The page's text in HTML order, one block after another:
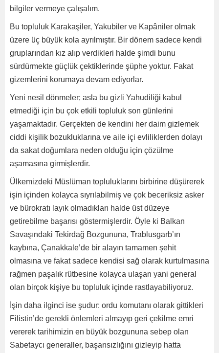
bilgiler vermeye çalışalım.
Bu topluluk Karakaşiler, Yakubiler ve Kapâniler olmak
üzere üç büyük kola ayrılmıştır. Bir dönem sadece kendi
gruplarından kız alıp verdikleri halde şimdi bunu
sürdürmekte güçlük çektiklerinde şüphe yoktur. Fakat
gizemlerini korumaya devam ediyorlar.
Yeni nesil dönmeler; asla bu gizli Yahudiliği kabul
etmediği için bu çok etkili topluluk son günlerini
yaşamaktadır. Gerçekten de kendini her daim gizlemek
ciddi kişilik bozukluklarına ve aile içi evliliklerden dolayı
da sakat doğumlara neden olduğu için çözülme
aşamasına girmişlerdir.
Ülkemizdeki Müslüman topluluklarını birbirine düşürerek
işin içinden kolayca sıyrılabilmiş ve çok beceriksiz asker
ve bürokratı layık olmadıkları halde üst düzeye
getirebilme başarısı göstermişlerdir. Öyle ki Balkan
Savaşındaki Tekirdağ Bozgununa, Trablusgarb’ın
kaybına, Çanakkale’de bir alayın tamamen şehit
olmasına ve fakat sadece kendisi sağ olarak kurtulmasına
rağmen paşalık rütbesine kolayca ulaşan yani general
olan birçok kişiye bu topluluk içinde rastlayabiliyoruz.
İşin daha ilginci ise şudur: ordu komutanı olarak gittikleri
Filistin’de gerekli önlemleri almayıp geri çekilme emri
vererek tarihimizin en büyük bozgununa sebep olan
Sabetaycı generaller, başarısızlığını gizleyip hatta